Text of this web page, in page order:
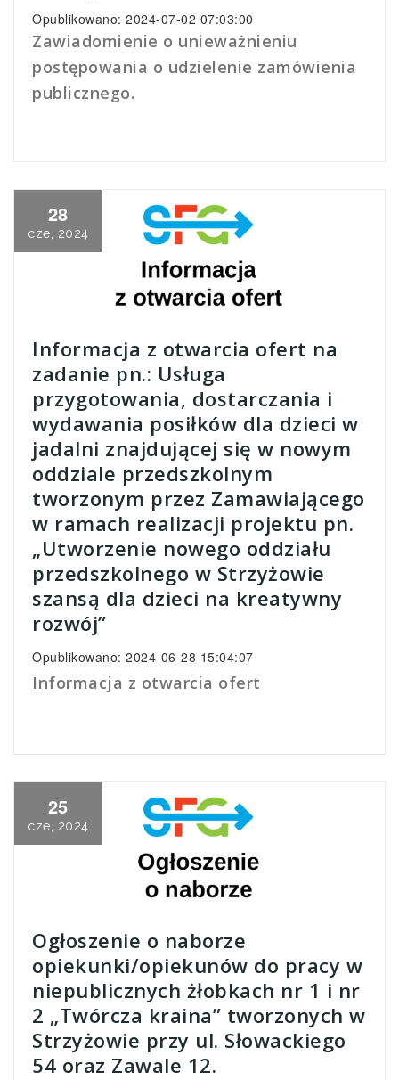
Opublikowano: 2024-07-02 07:03:00
Zawiadomienie o unieważnieniu
postępowania o udzielenie zamówienia
publicznego.
28
cze, 2024
Informacja z otwarcia ofert na
zadanie pn.: Usługa
przygotowania, dostarczania i
wydawania posiłków dla dzieci w
jadalni znajdującej się w nowym
oddziale przedszkolnym
tworzonym przez Zamawiającego
w ramach realizacji projektu pn.
„Utworzenie nowego oddziału
przedszkolnego w Strzyżowie
szansą dla dzieci na kreatywny
rozwój”
Opublikowano: 2024-06-28 15:04:07
Informacja z otwarcia ofert
25
cze, 2024
Ogłoszenie o naborze
opiekunki/opiekunów do pracy w
niepublicznych żłobkach nr 1 i nr
2 „Twórcza kraina” tworzonych w
Strzyżowie przy ul. Słowackiego
54 oraz Zawale 12.